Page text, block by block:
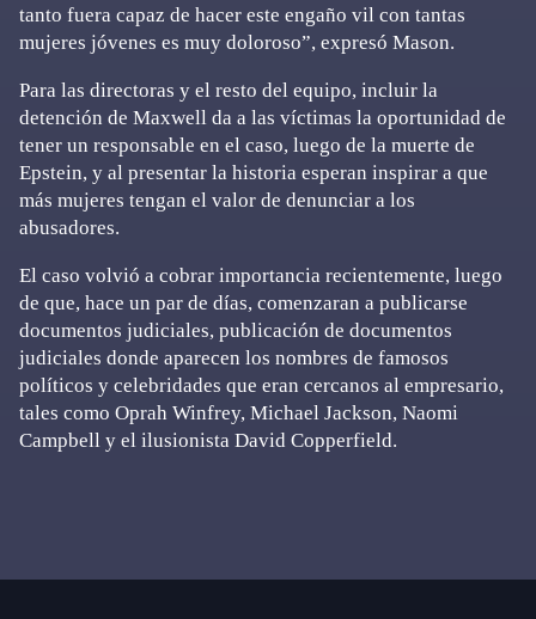
tanto fuera capaz de hacer este engaño vil con tantas
mujeres jóvenes es muy doloroso”, expresó Mason.
Para las directoras y el resto del equipo, incluir la
detención de Maxwell da a las víctimas la oportunidad de
tener un responsable en el caso, luego de la muerte de
Epstein, y al presentar la historia esperan inspirar a que
más mujeres tengan el valor de denunciar a los
abusadores.
El caso volvió a cobrar importancia recientemente, luego
de que, hace un par de días, comenzaran a publicarse
documentos judiciales, publicación de documentos
judiciales donde aparecen los nombres de famosos
políticos y celebridades que eran cercanos al empresario,
tales como Oprah Winfrey, Michael Jackson, Naomi
Campbell y el ilusionista David Copperfield.